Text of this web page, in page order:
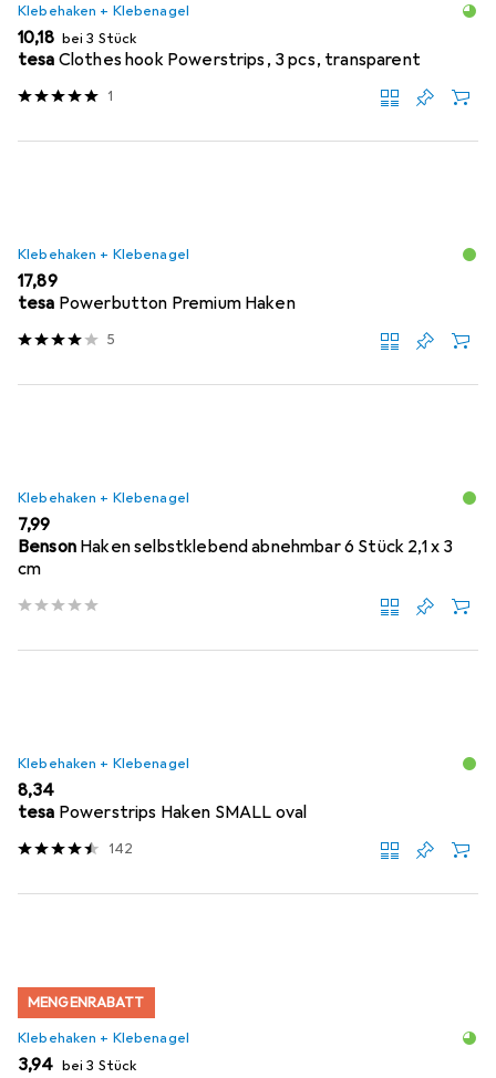
Klebehaken + Klebenagel
EUR
10,18 bei 3 Stück
tesa Clothes hook Powerstrips, 3 pcs, transparent
1
Klebehaken + Klebenagel
EUR
17,89
tesa Powerbutton Premium Haken
5
Klebehaken + Klebenagel
EUR
7,99
Benson Haken selbstklebend abnehmbar 6 Stück 2,1 x 3
cm
Klebehaken + Klebenagel
EUR
8,34
tesa Powerstrips Haken SMALL oval
142
MENGENRABATT
Klebehaken + Klebenagel
EUR
3,94 bei 3 Stück